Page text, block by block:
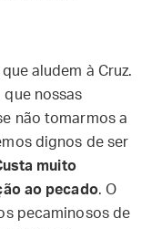
aludem à Cruz.
que nossas
não tomarmos a
dignos de ser
muito
ao pecado. O
pecaminosos de